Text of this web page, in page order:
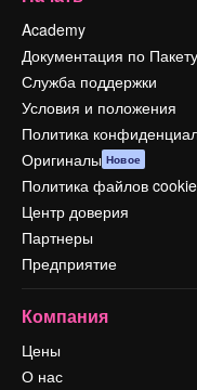
Academy
Документация по
Служба поддержки
Условия и положения
Политика
Оригиналы Новое
Политика файлов cookie
Центр доверия
Партнеры
Предприятие
Компания
Цены
О нас